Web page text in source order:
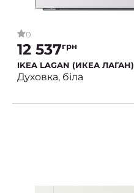
0
12 537грн
IKEA LAGAN (ИКЕА ЛАГАН)
Духовка, біла